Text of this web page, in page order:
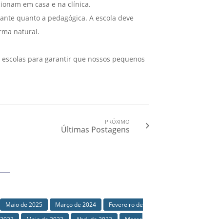
em casa e na clínica.
quanto a pedagógica. A escola deve
natural.
para garantir que nossos pequenos
PRÓXIMO
Últimas Postagens
Maio de 2025 Março de 2024
Fevereiro de